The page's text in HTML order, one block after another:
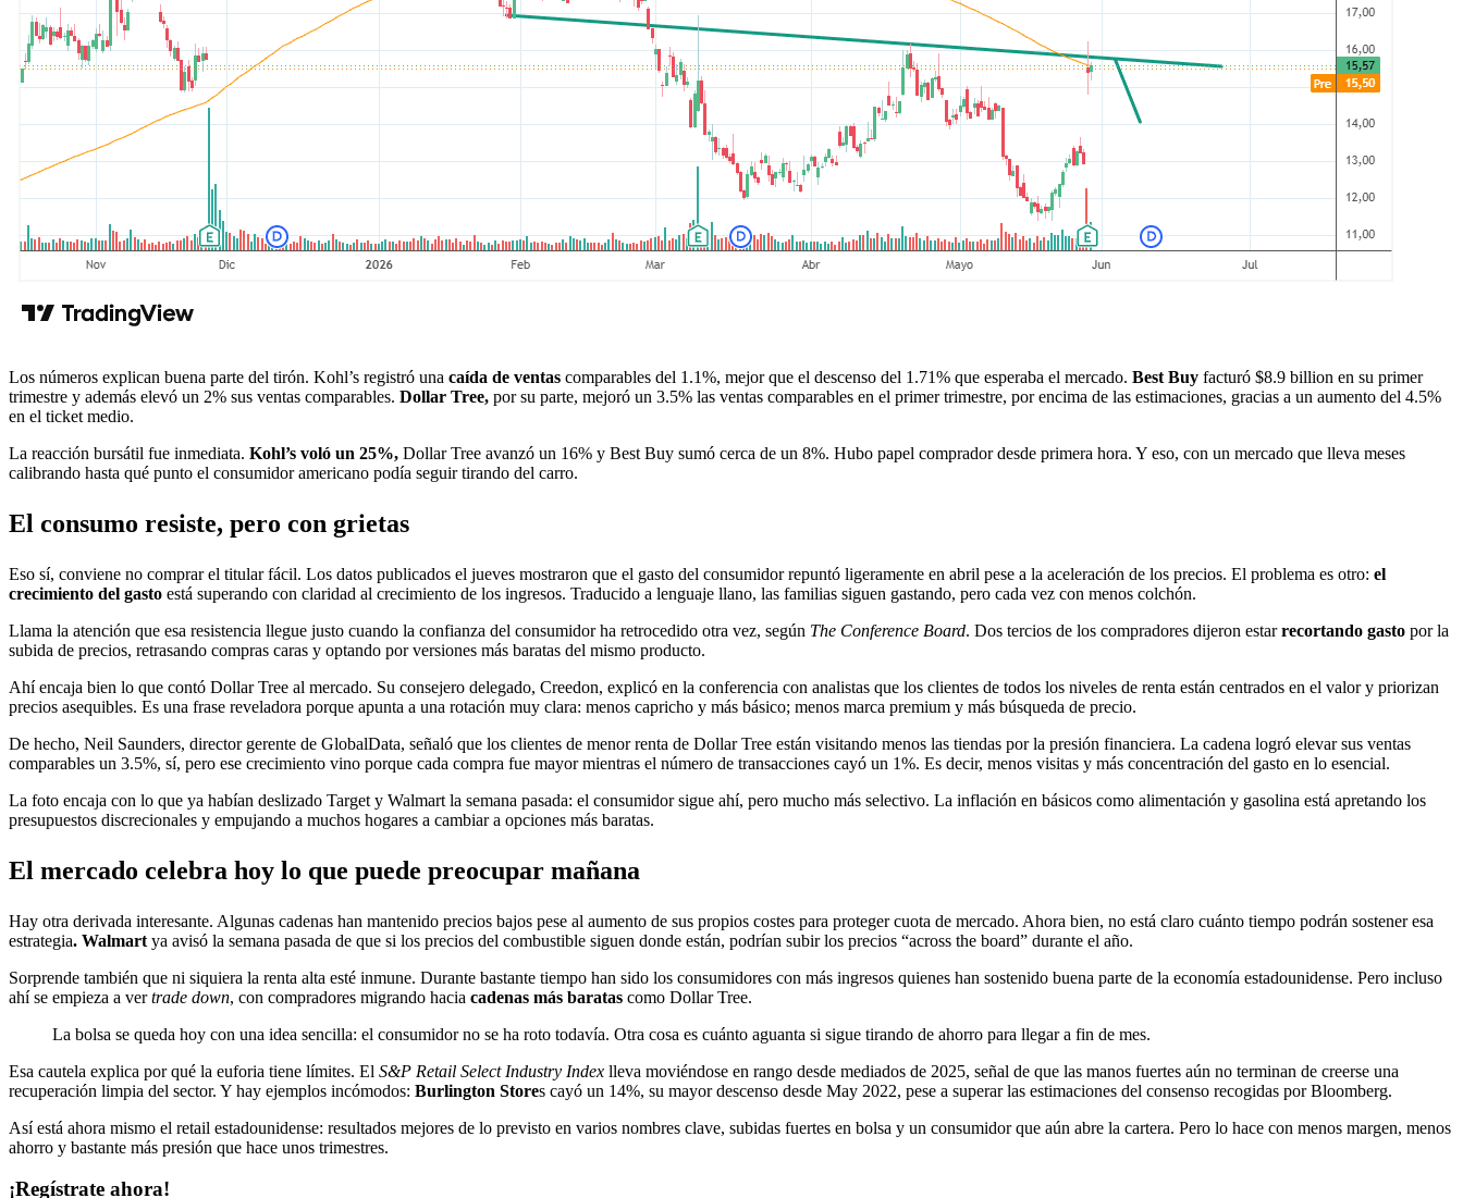
Los números explican buena parte del tirón. Kohl’s registró una caída de ventas comparables del 1.1%, mejor que el descenso del 1.71% que esperaba el mercado. Best Buy facturó $8.9 billion en su primer
trimestre y además elevó un 2% sus ventas comparables. Dollar Tree, por su parte, mejoró un 3.5% las ventas comparables en el primer trimestre, por encima de las estimaciones, gracias a un aumento del 4.5%
en el ticket medio.
La reacción bursátil fue inmediata. Kohl’s voló un 25%, Dollar Tree avanzó un 16% y Best Buy sumó cerca de un 8%. Hubo papel comprador desde primera hora. Y eso, con un mercado que lleva meses
calibrando hasta qué punto el consumidor americano podía seguir tirando del carro.
El consumo resiste, pero con grietas
Eso sí, conviene no comprar el titular fácil. Los datos publicados el jueves mostraron que el gasto del consumidor repuntó ligeramente en abril pese a la aceleración de los precios. El problema es otro: el
crecimiento del gasto está superando con claridad al crecimiento de los ingresos. Traducido a lenguaje llano, las familias siguen gastando, pero cada vez con menos colchón.
Llama la atención que esa resistencia llegue justo cuando la confianza del consumidor ha retrocedido otra vez, según The Conference Board. Dos tercios de los compradores dijeron estarrecortando gasto por la
subida de precios, retrasando compras caras y optando por versiones más baratas del mismo producto.
Ahí encaja bien lo que contó Dollar Tree al mercado. Su consejero delegado, Creedon, explicó en la conferencia con analistas que los clientes de todos los niveles de renta están centrados en el valor y priorizan
precios asequibles. Es una frase reveladora porque apunta a una rotación muy clara: menos capricho y más básico; menos marca premium y más búsqueda de precio.
De hecho, Neil Saunders, director gerente de GlobalData, señaló que los clientes de menor renta de Dollar Tree están visitando menos las tiendas por la presión financiera. La cadena logró elevar sus ventas
comparables un 3.5%, sí, pero ese crecimiento vino porque cada compra fue mayor mientras el número de transacciones cayó un 1%. Es decir, menos visitas y más concentración del gasto en lo esencial.
La foto encaja con lo que ya habían deslizado Target y Walmart la semana pasada: el consumidor sigue ahí, pero mucho más selectivo. La inflación en básicos como alimentación y gasolina está apretando los
presupuestos discrecionales y empujando a muchos hogares a cambiar a opciones más baratas.
El mercado celebra hoy lo que puede preocupar mañana
Hay otra derivada interesante. Algunas cadenas han mantenido precios bajos pese al aumento de sus propios costes para proteger cuota de mercado. Ahora bien, no está claro cuánto tiempo podrán sostener esa
estrategia. Walmart ya avisó la semana pasada de que si los precios del combustible siguen donde están, podrían subir los precios “across the board” durante el año.
Sorprende también que ni siquiera la renta alta esté inmune. Durante bastante tiempo han sido los consumidores con más ingresos quienes han sostenido buena parte de la economía estadounidense. Pero incluso
ahí se empieza a vertrade down, con compradores migrando hacia cadenas más baratas como Dollar Tree.
La bolsa se queda hoy con una idea sencilla: el consumidor no se ha roto todavía. Otra cosa es cuánto aguanta si sigue tirando de ahorro para llegar a fin de mes.
Esa cautela explica por qué la euforia tiene límites. El S&P Retail Select Industry Index lleva moviéndose en rango desde mediados de 2025, señal de que las manos fuertes aún no terminan de creerse una
recuperación limpia del sector. Y hay ejemplos incómodos: Burlington Stores cayó un 14%, su mayor descenso desde May 2022, pese a superar las estimaciones del consenso recogidas por Bloomberg.
Así está ahora mismo el retail estadounidense: resultados mejores de lo previsto en varios nombres clave, subidas fuertes en bolsa y un consumidor que aún abre la cartera. Pero lo hace con menos margen, menos
ahorro y bastante más presión que hace unos trimestres.
¡Regístrate ahora!